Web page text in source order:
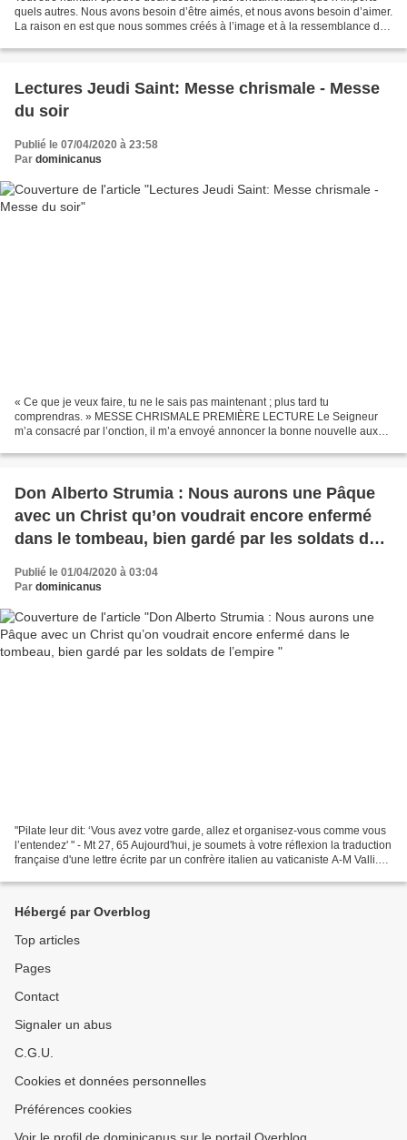
quels autres. Nous avons besoin d’être aimés, et nous avons besoin d’aimer.
La raison en est que nous sommes créés à l’image et à la ressemblance de
Lectures Jeudi Saint: Messe chrismale - Messe
du soir
Publié le 07/04/2020 à 23:58
Par dominicanus
« Ce que je veux faire, tu ne le sais pas maintenant ; plus tard tu
comprendras. » MESSE CHRISMALE PREMIÈRE LECTURE Le Seigneur
m’a consacré par l’onction, il m’a envoyé annoncer la bonne nouvelle aux
Don Alberto Strumia : Nous aurons une Pâque
avec un Christ qu’on voudrait encore enfermé
dans le tombeau, bien gardé par les soldats de
l’empire
Publié le 01/04/2020 à 03:04
Par dominicanus
"Pilate leur dit: ‘Vous avez votre garde, allez et organisez-vous comme vous
l’entendez' " - Mt 27, 65 Aujourd'hui, je soumets à votre réflexion la traduction
française d'une lettre écrite par un confrère italien au vaticaniste A-M Valli.
Hébergé par Overblog
Top articles
Pages
Contact
Signaler un abus
C.G.U.
Cookies et données personnelles
Préférences cookies